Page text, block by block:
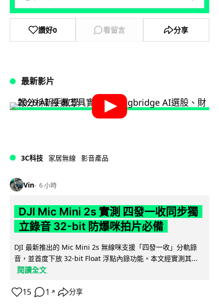
讚好0 看留言 分享
最新影片
3C科技 家居無線 影音產品
Vin 6 小時
DJI Mic Mini 2s 實測 四發一收同步獨
立錄音 32-bit 防爆咪拍片必備
DJI 最新推出的 Mic Mini 2s 無線咪支援「四發一收」分軌錄
音，並首度下放 32-bit Float 浮點內錄功能。本文經實測其...
閱讀全文
15 1 ↗ 分享